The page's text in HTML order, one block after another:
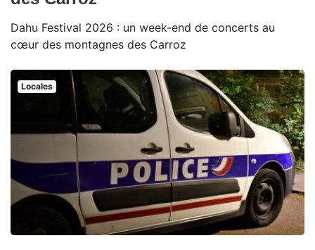
Dahu Festival 2026 : un week-end de concerts au
cœur des montagnes des Carroz
Locales